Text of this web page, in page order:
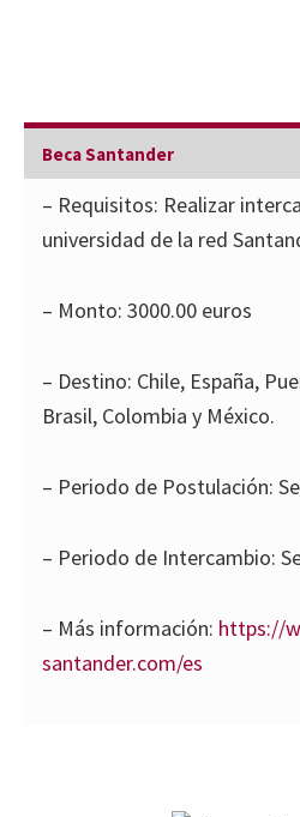
Beca Santander
– Requisitos: Realizar
universidad de la red
– Monto: 3000.00 euros
– Destino: Chile, España,
Brasil, Colombia y México.
– Periodo de Postulación:
– Periodo de Intercambio:
– Más información: https://
santander.com/es